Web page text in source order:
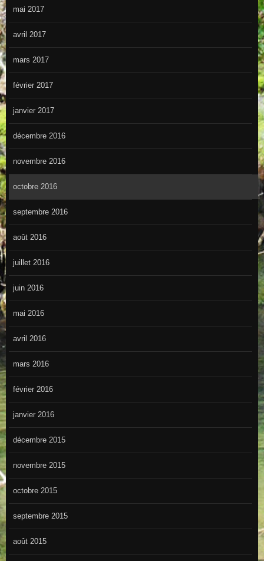
mai 2017
avril 2017
mars 2017
février 2017
janvier 2017
décembre 2016
novembre 2016
octobre 2016
septembre 2016
août 2016
juillet 2016
juin 2016
mai 2016
avril 2016
mars 2016
février 2016
janvier 2016
décembre 2015
novembre 2015
octobre 2015
septembre 2015
août 2015